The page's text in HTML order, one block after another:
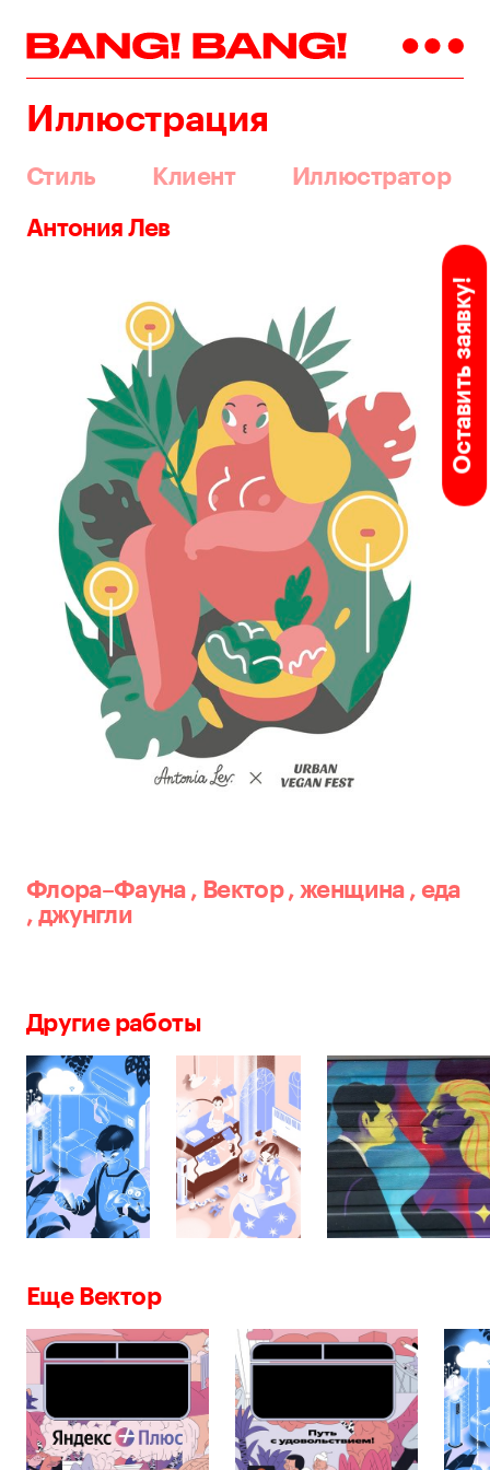
Иллюстрация
Стиль Клиент Иллюстратор
Оставить заявку!
Антония Лев
Флора–Фауна , Вектор ,женщина , еда
, джунгли
Другие работы
Еще Вектор